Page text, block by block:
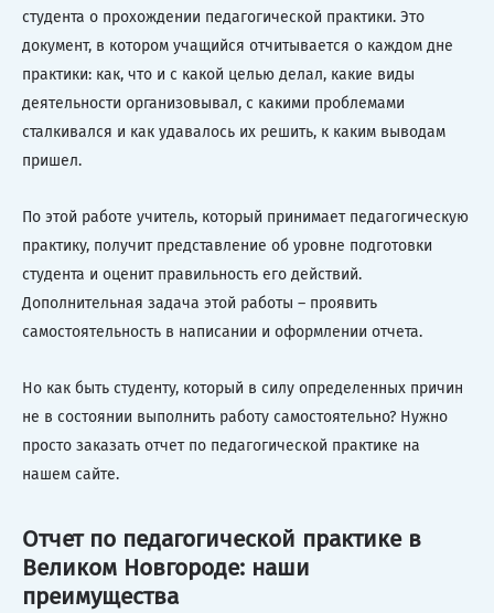
студента о прохождении педагогической практики. Это
документ, в котором учащийся отчитывается о каждом дне
практики: как, что и с какой целью делал, какие виды
деятельности организовывал, с какими проблемами
сталкивался и как удавалось их решить, к каким выводам
пришел.
По этой работе учитель, который принимает педагогическую
практику, получит представление об уровне подготовки
студента и оценит правильность его действий.
Дополнительная задача этой работы – проявить
самостоятельность в написании и оформлении отчета.
Но как быть студенту, который в силу определенных причин
не в состоянии выполнить работу самостоятельно? Нужно
просто заказать отчет по педагогической практике на
нашем сайте.
Отчет по педагогической практике в
Великом Новгороде: наши
преимущества